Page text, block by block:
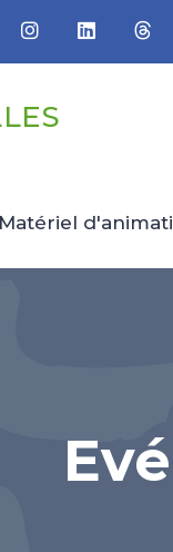
Matériel